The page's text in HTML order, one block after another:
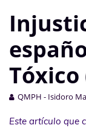
Tóxico
QMPH - Isidoro
Este artículo que